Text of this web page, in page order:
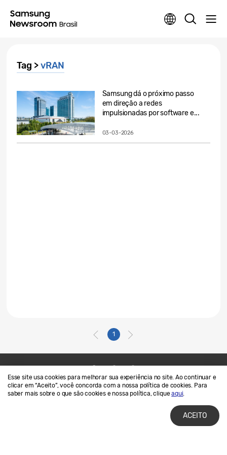
Esse site usa cookies para melhorar sua experiência no site. Ao continuar e
clicar em “Aceito”, você concorda com a nossa política de cookies. Para
saber mais sobre o que são cookies e nossa política, cliqueaqui.
ACEITO
Tag >vRAN
Samsung dá o próximo passo
em direção a redes
impulsionadas por software e...
03-03-2026
1
Contato
SAMSUNG.COM
Termos de Uso
Privacidade e Cookies